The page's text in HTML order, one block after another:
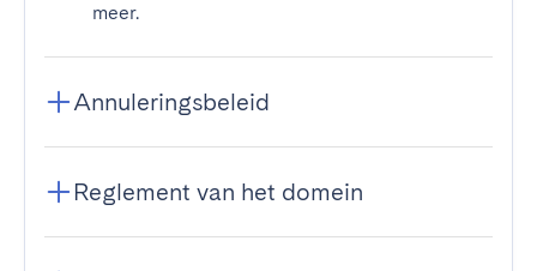
meer.
Annuleringsbeleid
Reglement van het domein